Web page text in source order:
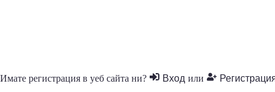
Имате регистрация в уеб сайта ни? Вход или